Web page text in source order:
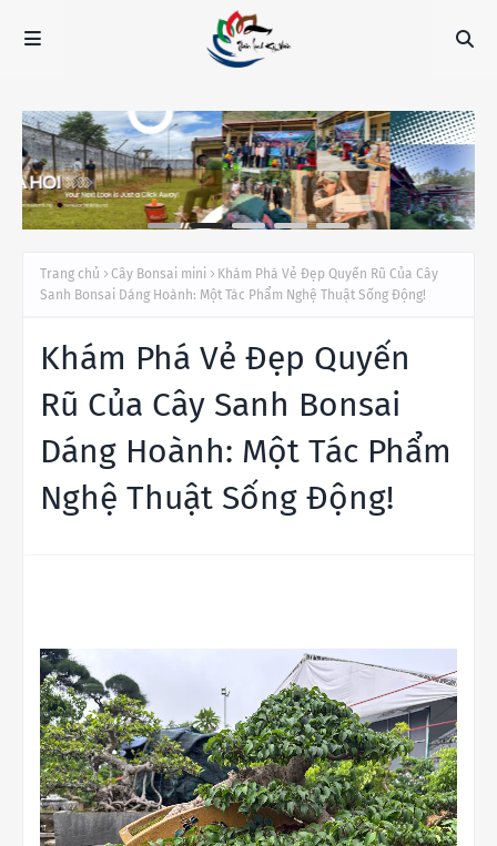
Trang chủ Cây Bonsai mini
Khám Phá Vẻ Đẹp Quyến Rũ Của Cây
Sanh Bonsai Dáng Hoành: Một Tác Phẩm Nghệ Thuật Sống Động!
Khám Phá Vẻ Đẹp Quyến
Rũ Của Cây Sanh Bonsai
Dáng Hoành: Một Tác Phẩm
Nghệ Thuật Sống Động!